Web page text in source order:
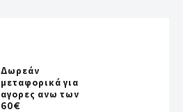
Δωρεάν
μεταφορικά για
αγορες ανω των
60€